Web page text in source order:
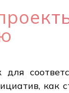
как